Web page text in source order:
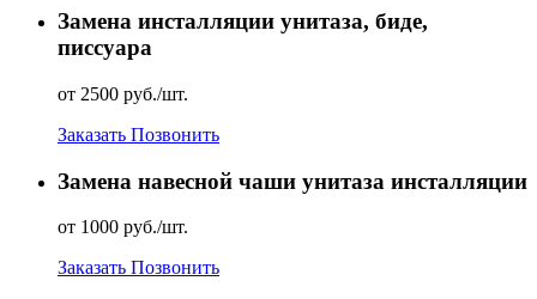
Замена инсталляции унитаза, биде,
писсуара
от 2500 руб./шт.
Заказать Позвонить
Замена навесной чаши унитаза инсталляции
от 1000 руб./шт.
Заказать Позвонить